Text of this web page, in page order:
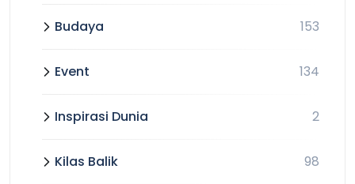
Budaya 153
Event 134
Inspirasi Dunia 2
Kilas Balik 98